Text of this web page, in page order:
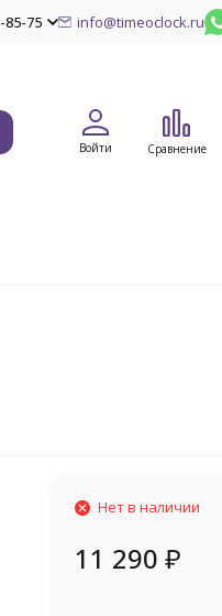
85-75 info@timeoclock.ru
Войти Сравнение
Нет в наличии
11 290 ₽